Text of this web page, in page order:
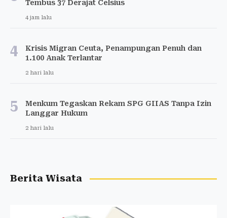
Tembus 37 Derajat Celsius
4 jam lalu
4
Krisis Migran Ceuta, Penampungan Penuh dan
1.100 Anak Terlantar
2 hari lalu
5
Menkum Tegaskan Rekam SPG GIIAS Tanpa Izin
Langgar Hukum
2 hari lalu
Berita Wisata